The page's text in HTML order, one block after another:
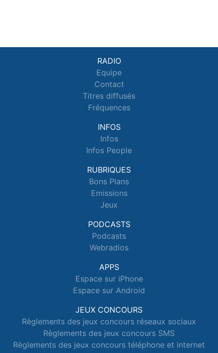
RADIO
Equipe
Contact
Titres diffusés
Fréquences
INFOS
Infos
Infos People
RUBRIQUES
Bons Plans
Emissions
Jeux
PODCASTS
Podcasts
Webradios
APPS
Espace sur iPhone
Espace sur Android
JEUX CONCOURS
Règlements des jeux concours réseaux sociaux
Règlements des jeux concours SMS
Règlements des jeux concours téléphone et internet